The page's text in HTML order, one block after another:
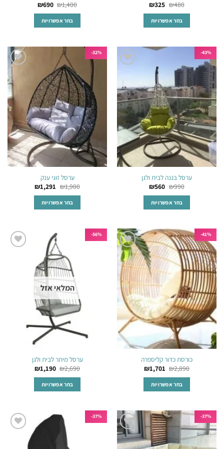
₪480
₪325
בחר אפשרויות
סוגים.
ניתן
לבחור
את
האפשרויות
בעמוד
המוצר
₪1,400
₪690
בחר אפשרויות
מספר
סוגים.
ניתן
לבחור
את
האפשרויות
בעמוד
המוצר
43%-
המשאלות
ערסל בננה לבית ולגן
₪990
₪560
בחר אפשרויות
יש
מספר
סוגים.
ניתן
את
האפשרויות
בעמוד
המוצר
32%-
המשאלות
ערסל זוגי ענק
₪1,900
₪1,291
בחר אפשרויות
יש
מספר
סוגים.
ניתן
לבחור
את
האפשרויות
בעמוד
המוצר
41%-
הוסף
לרשימת
המשאלות
כורסת כדור קליספרה
₪2,890
₪1,701
בחר אפשרויות
יש
מספר
סוגים.
56%-
המלאי אזל
ערסל מיתר לבית ולגן
₪2,690
₪1,190
בחר אפשרויות
יש
סוגים.
37%-
הוסף
לרשימת
37%-
לרשימת